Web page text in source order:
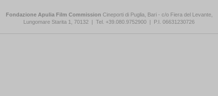
Fondazione Apulia Film Commission Cineporti di Puglia, Bari - c/o Fiera del Levante,
Lungomare Starita 1, 70132 | Tel. +39.080.9752900 | P.I. 06631230726